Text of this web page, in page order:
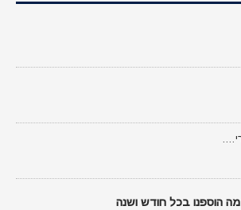
מה הוספנו בכל חודש ושנה